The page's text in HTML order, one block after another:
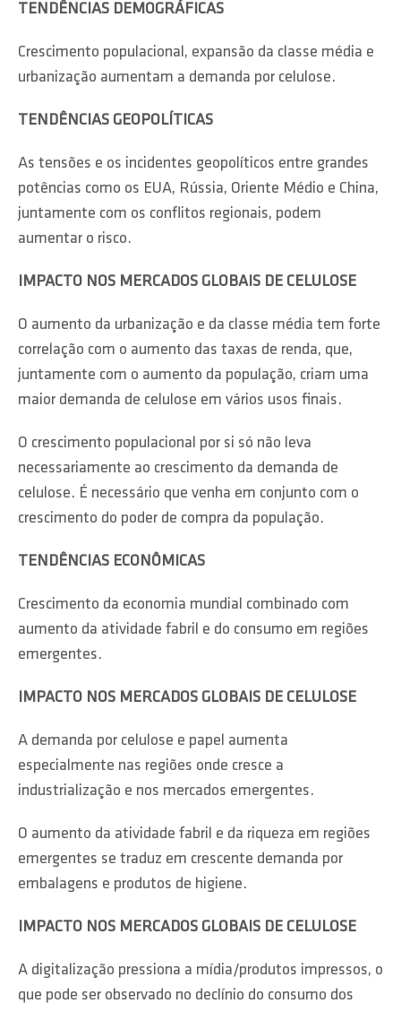
TENDÊNCIAS DEMOGRÁFICAS
Crescimento populacional, expansão da classe média e
urbanização aumentam a demanda por celulose.
TENDÊNCIAS GEOPOLÍTICAS
As tensões e os incidentes geopolíticos entre grandes
potências como os EUA, Rússia, Oriente Médio e China,
juntamente com os conflitos regionais, podem
aumentar o risco.
IMPACTO NOS MERCADOS GLOBAIS DE CELULOSE
O aumento da urbanização e da classe média tem forte
correlação com o aumento das taxas de renda, que,
juntamente com o aumento da população, criam uma
maior demanda de celulose em vários usos finais.
O crescimento populacional por si só não leva
necessariamente ao crescimento da demanda de
celulose. É necessário que venha em conjunto com o
crescimento do poder de compra da população.
TENDÊNCIAS ECONÔMICAS
Crescimento da economia mundial combinado com
aumento da atividade fabril e do consumo em regiões
emergentes.
IMPACTO NOS MERCADOS GLOBAIS DE CELULOSE
A demanda por celulose e papel aumenta
especialmente nas regiões onde cresce a
industrialização e nos mercados emergentes.
O aumento da atividade fabril e da riqueza em regiões
emergentes se traduz em crescente demanda por
embalagens e produtos de higiene.
IMPACTO NOS MERCADOS GLOBAIS DE CELULOSE
A digitalização pressiona a mídia/produtos impressos, o
que pode ser observado no declínio do consumo dos